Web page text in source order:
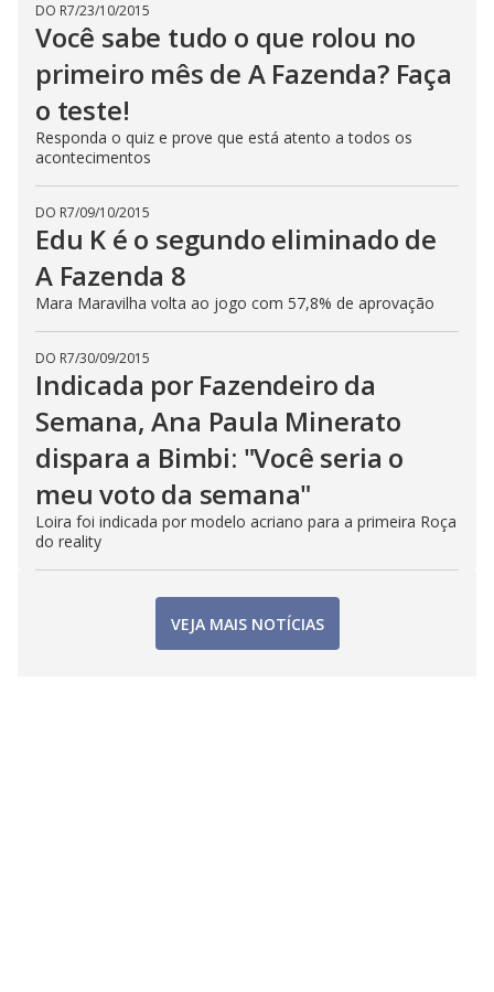
DO R7/23/10/2015
Você sabe tudo o que rolou no
primeiro mês de A Fazenda? Faça
o teste!
Responda o quiz e prove que está atento a todos os
acontecimentos
DO R7/09/10/2015
Edu K é o segundo eliminado de
A Fazenda 8
Mara Maravilha volta ao jogo com 57,8% de aprovação
DO R7/30/09/2015
Indicada por Fazendeiro da
Semana, Ana Paula Minerato
dispara a Bimbi: "Você seria o
meu voto da semana"
Loira foi indicada por modelo acriano para a primeira Roça
do reality
VEJA MAIS NOTÍCIAS